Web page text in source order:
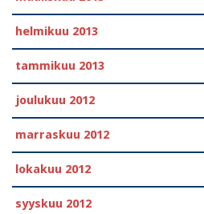
helmikuu 2013
tammikuu 2013
joulukuu 2012
marraskuu 2012
lokakuu 2012
syyskuu 2012